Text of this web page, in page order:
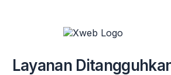
Layanan